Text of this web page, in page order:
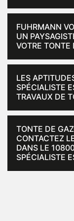
FUHRMANN
UN
VOTRE TONTE
LES
SPÉCIALISTE
TRAVAUX DE
TONTE DE
CONTACTEZ
DANS LE
SPÉCIALISTE